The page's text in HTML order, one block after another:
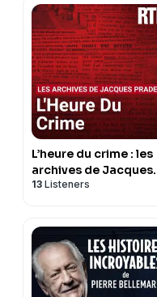
L’heure du crime : les
archives de Jacques
Pradel
13 Listeners